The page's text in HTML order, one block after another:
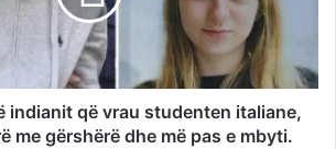
indianit që vrau studenten italiane,
me gërshërë dhe më pas e mbyti.